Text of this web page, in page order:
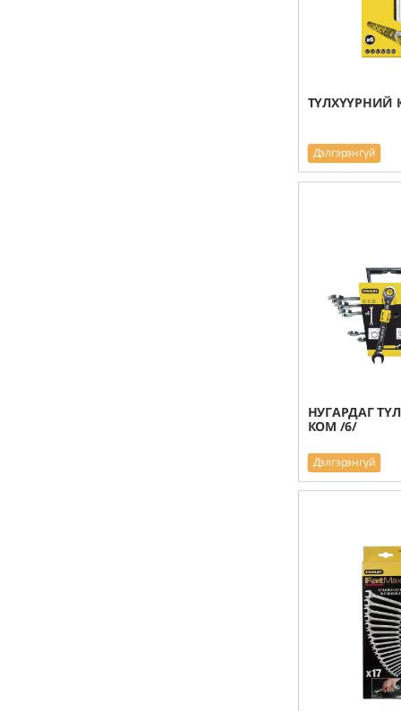
ТҮЛХҮҮРНИЙ
Дэлгэрэнгүй
НУГАРДАГ
КОМ /6/
Дэлгэрэнгүй